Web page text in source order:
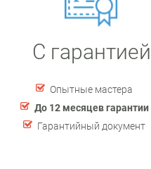
С гарантией
Опытные мастера
До 12 месяцев гарантии
Гарантийный документ